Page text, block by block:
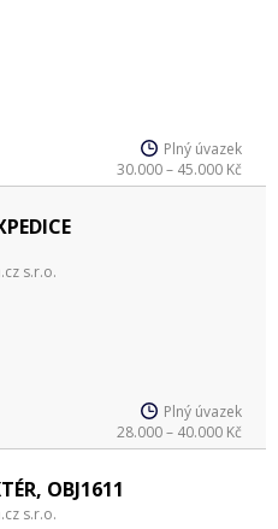
Plný úvazek
30.000 – 45.000 Kč
s.r.o.
Plný úvazek
28.000 – 40.000 Kč
OBJ1611
s.r.o.